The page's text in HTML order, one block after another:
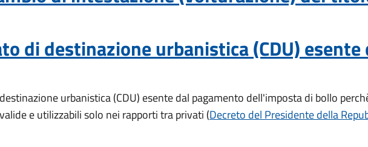
di destinazione urbanistica (CDU)
urbanistica (CDU) esente dal pagamento dell'imposta di bollo
e utilizzabili solo nei rapporti tra privati (Decreto del Presidente della